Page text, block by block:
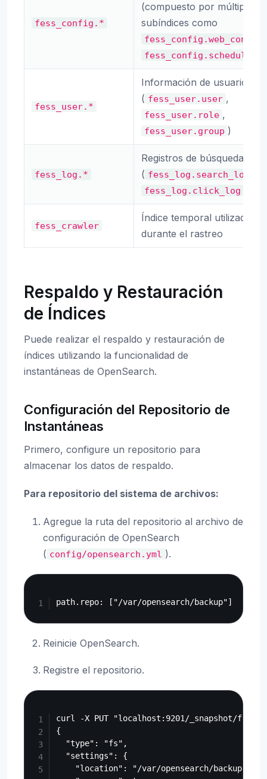
fess_config.*
(compuesto por múltiples
subíndices como
fess_config.web_config
fess_user.*
Información de usuarios
( fess_user.user ,
fess_user.role ,
fess_user.group )
fess_log.*
Registros de búsqueda y
( fess_log.search_log
fess_log.click_log
fess_crawler
Índice temporal utilizado
durante el rastreo
Respaldo y Restauración
de Índices
Puede realizar el respaldo y restauración de
índices utilizando la funcionalidad de
instantáneas de OpenSearch.
Configuración del Repositorio de
Instantáneas
Primero, configure un repositorio para
almacenar los datos de respaldo.
Para repositorio del sistema de archivos:
Agregue la ruta del repositorio al archivo de
configuración de OpenSearch
( config/opensearch.yml ).
Reinicie OpenSearch.
Registre el repositorio.
curl -X PUT "localhost:9201/_snapshot/
{
  "type": "fs",
  "settings": {
    "location": "/var/opensearch/backup",